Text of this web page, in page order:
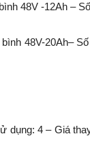
48V -12Ah –
48V-20Ah–
dụng: 4 – Giá